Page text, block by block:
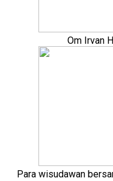
Om Irvan
Para wisudawan